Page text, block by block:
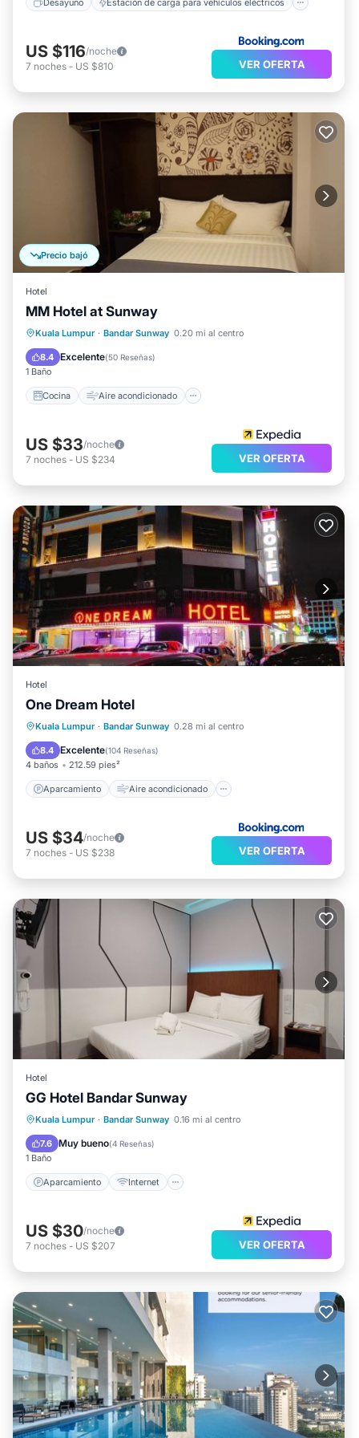
US $116/noche
7 noches - US $810 VER OFERTA
Precio bajó
Hotel
MM Hotel at Sunway
Kuala Lumpur · Bandar Sunway 0.20 mi al centro
8.4 Excelente(50 Reseñas)
1 Baño
Cocina Aire acondicionado
Cocina Aire acondicionado
Apto para niños
US $33/noche
7 noches - US $234 VER OFERTA
Hotel
One Dream Hotel
Kuala Lumpur · Bandar Sunway 0.28 mi al centro
8.4 Excelente(104 Reseñas)
4 baños 212.59 pies²
Aparcamiento Aire acondicionado
Aparcamiento
Aire acondicionado
Internet
Apto para niños
US $34/noche
7 noches - US $238 VER OFERTA
Hotel
GG Hotel Bandar Sunway
Kuala Lumpur · Bandar Sunway 0.16 mi al centro
7.6 Muy bueno(4 Reseñas)
1 Baño
Aparcamiento Internet
Aparcamiento
Internet
Apto para niños
US $30/noche
7 noches - US $207 VER OFERTA